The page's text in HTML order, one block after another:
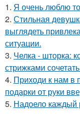
1. Я очень люблю
2. Стильная
выглядеть
ситуации.
3. Челка - шторка:
стрижками
4. Приходи к нам в
подарки от руки
5. Надоело каждый